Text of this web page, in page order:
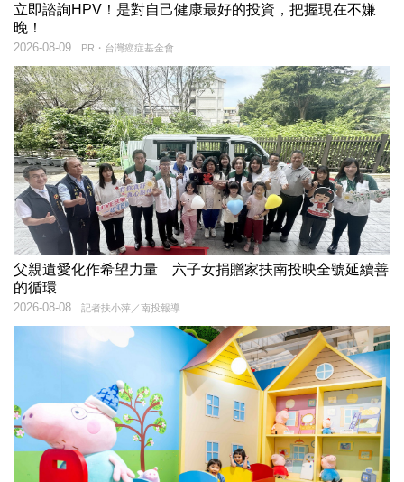
立即諮詢HPV！是對自己健康最好的投資，把握現在不嫌
晚！
PR・台灣癌症基金會
2026-08-09
父親遺愛化作希望力量 六子女捐贈家扶南投映全號延續善
的循環
記者扶小萍／南投報導
2026-08-08